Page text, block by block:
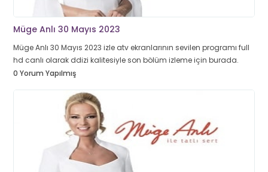
Müge Anlı 30 Mayıs 2023
Müge Anlı 30 Mayıs 2023 izle atv ekranlarının sevilen programı full
hd canlı olarak ddizi kalitesiyle son bölüm izleme için burada.
0 Yorum Yapılmış